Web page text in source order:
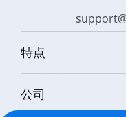
特点
公司